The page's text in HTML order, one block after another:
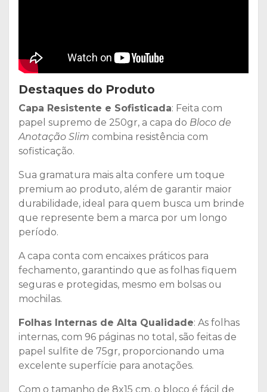
Destaques do Produto
Capa Resistente e Sofisticada: Feita com
papel supremo de 250gr, a capa do Bloco de
Anotação Slim combina resistência com
sofisticação.
Sua gramatura mais alta confere um toque
premium ao produto, além de garantir maior
durabilidade, ideal para quem busca um brinde
que represente bem a marca por um longo
período.
A capa conta com encaixes práticos para
fechamento, garantindo que as folhas fiquem
seguras e protegidas, mesmo em bolsas ou
mochilas.
Folhas Internas de Alta Qualidade: As folhas
internas, com 96 páginas no total, são feitas de
papel sulfite de 75gr, proporcionando uma
excelente superfície para anotações.
Com o tamanho de 8x15 cm, o bloco é fácil de